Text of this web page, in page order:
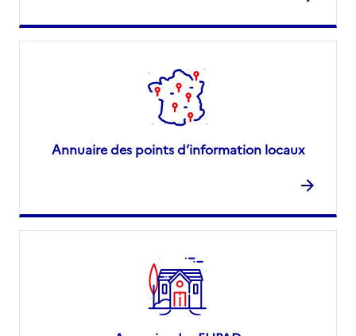
Annuaire des points d’information locaux